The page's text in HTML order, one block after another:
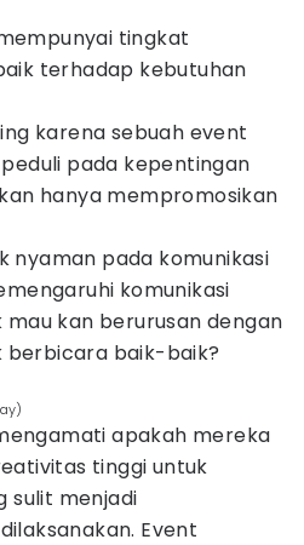
tingkat
terhadap kebutuhan
karena sebuah event
pada kepentingan
hanya mempromosikan
nyaman pada komunikasi
komunikasi
mau kan berurusan dengan
berbicara baik-baik?
apakah mereka
tinggi untuk
sulit menjadi
Event